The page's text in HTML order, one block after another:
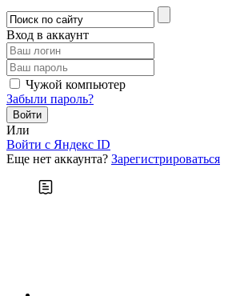
Вход в аккаунт
Чужой компьютер
Забыли пароль?
Или
Войти c Яндекс ID
Еще нет аккаунта? Зарегистрироваться